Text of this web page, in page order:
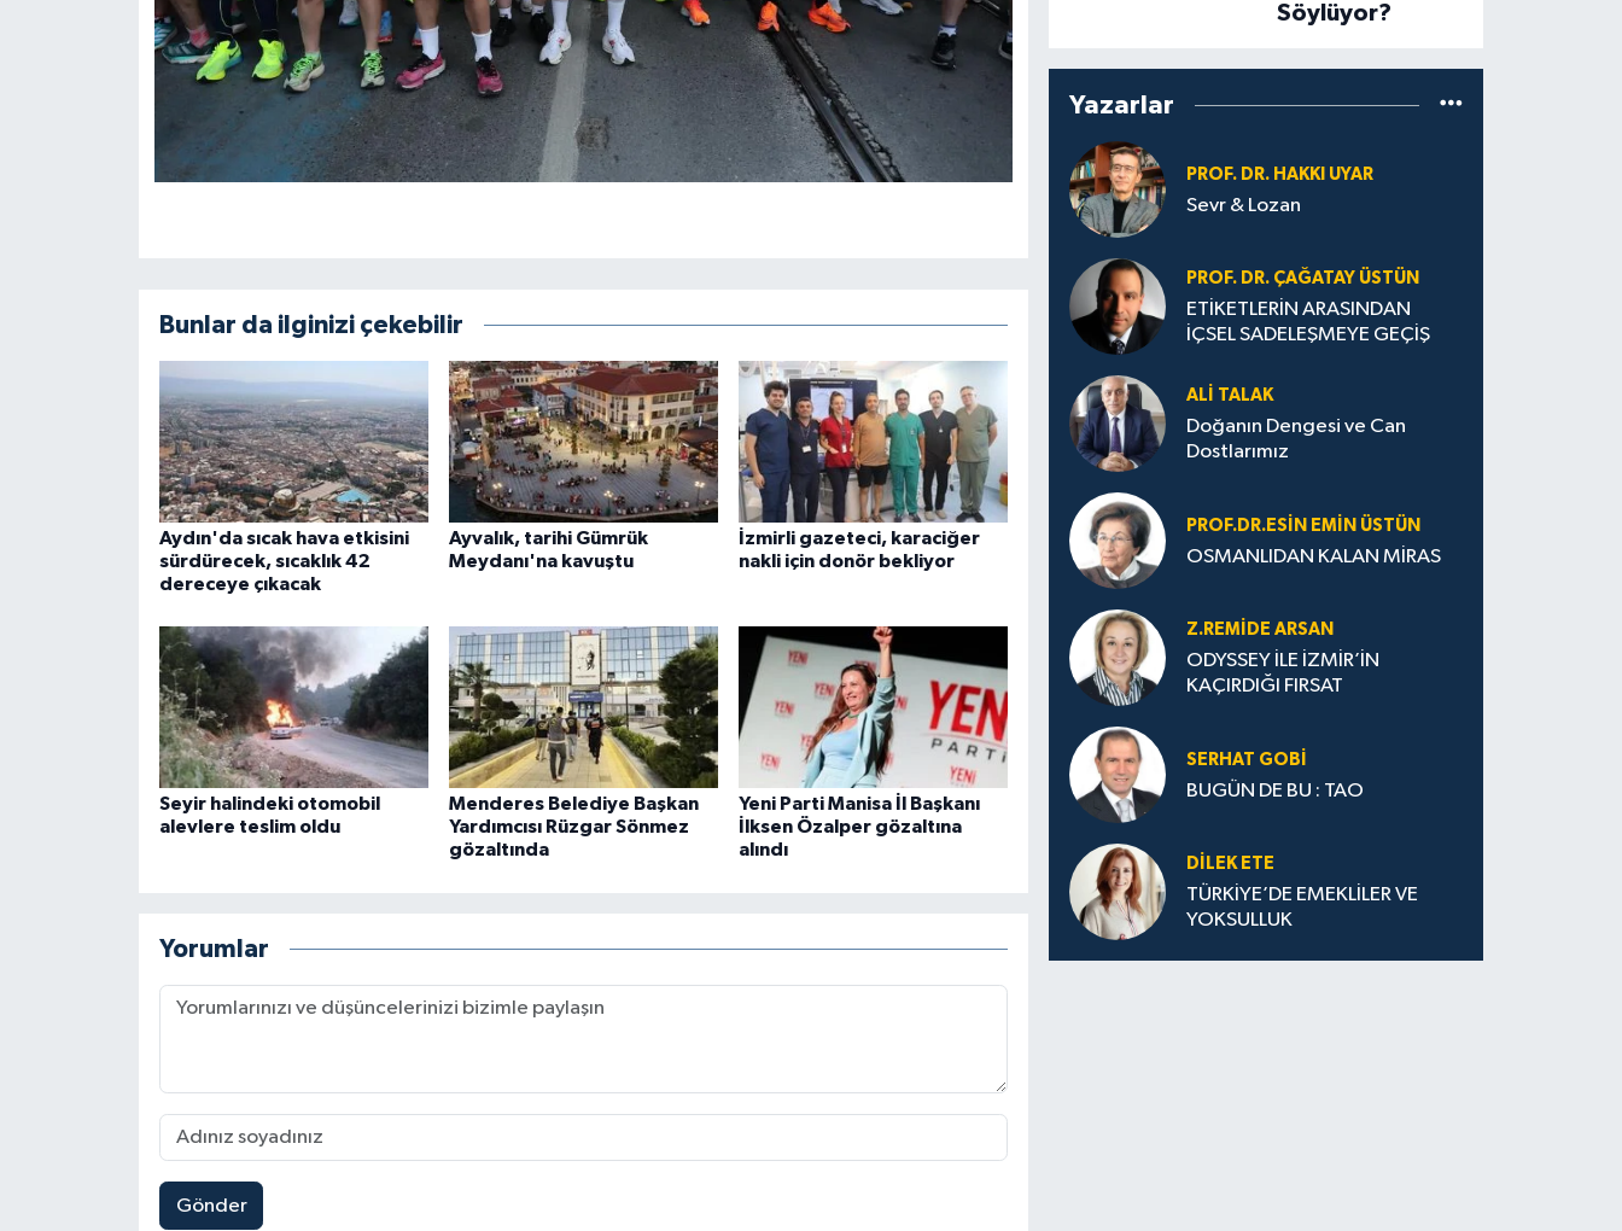
Bunlar da ilginizi çekebilir
Aydın'da sıcak hava etkisini
sürdürecek, sıcaklık 42
dereceye çıkacak
Ayvalık, tarihi Gümrük
Meydanı'na kavuştu
İzmirli gazeteci, karaciğer
nakli için donör bekliyor
Seyir halindeki otomobil
alevlere teslim oldu
Menderes Belediye Başkan
Yardımcısı Rüzgar Sönmez
gözaltında
Yeni Parti Manisa İl Başkanı
İlksen Özalper gözaltına
alındı
Yorumlar
Gönder
Söylüyor?
Yazarlar
PROF. DR. HAKKI UYAR
Sevr & Lozan
PROF. DR. ÇAĞATAY ÜSTÜN
ETİKETLERİN ARASINDAN
İÇSEL SADELEŞMEYE GEÇİŞ
ALI TALAK
Doğanın Dengesi ve Can
Dostlarımız
PROF.DR.ESIN EMIN ÜSTÜN
OSMANLIDAN KALAN MİRAS
Z.REMIDE ARSAN
ODYSSEY İLE İZMİR’İN
KAÇIRDIĞI FIRSAT
SERHAT GOBİ
BUGÜN DE BU : TAO
DILEK ETE
TÜRKİYE’DE EMEKLİLER VE
YOKSULLUK